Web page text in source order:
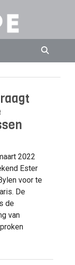
2022
Ester
voor te
De
de
van